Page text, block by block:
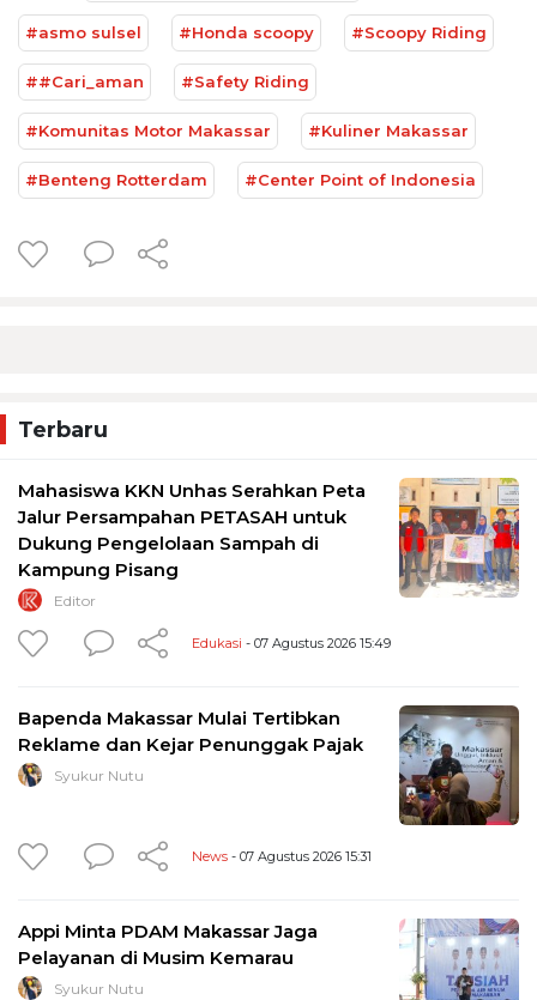
#asmo sulsel #Honda scoopy #Scoopy Riding
##Cari_aman #Safety Riding
#Komunitas Motor Makassar #Kuliner Makassar
#Benteng Rotterdam #Center Point of Indonesia
Terbaru
Mahasiswa KKN Unhas Serahkan Peta
Jalur Persampahan PETASAH untuk
Dukung Pengelolaan Sampah di
Kampung Pisang
Editor
Edukasi - 07 Agustus 2026 15:49
Bapenda Makassar Mulai Tertibkan
Reklame dan Kejar Penunggak Pajak
Syukur Nutu
News - 07 Agustus 2026 15:31
Appi Minta PDAM Makassar Jaga
Pelayanan di Musim Kemarau
Syukur Nutu